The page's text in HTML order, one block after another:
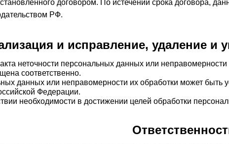
договором. По истечении срока договора,
РФ.
и исправление, удаление
неточности персональных данных или
соответственно.
данных или неправомерности их обработки может
Федерации.
необходимости в достижении целей обработки